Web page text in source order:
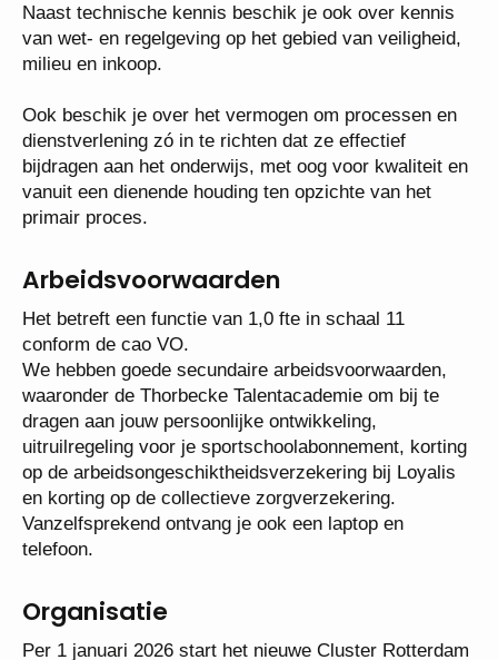
management of een vergelijkbare opleiding
afgerond. Naast technische kennis beschik je ook
over kennis van wet- en regelgeving op het gebied
Ook beschik je over het vermogen om processen en
dienstverlening zó in te richten dat ze effectief
bijdragen aan het onderwijs, met oog voor kwaliteit
en vanuit een dienende houding ten opzichte van het
Arbeidsvoorwaarden
Het betreft een functie van 1,0 fte in schaal 11
conform de cao VO.
We hebben goede secundaire arbeidsvoorwaarden,
waaronder de Thorbecke Talentacademie om bij te
dragen aan jouw persoonlijke ontwikkeling,
uitruilregeling voor je sportschoolabonnement,
korting op de arbeidsongeschiktheidsverzekering bij
Loyalis en korting op de collectieve
zorgverzekering. Vanzelfsprekend ontvang je ook
Organisatie